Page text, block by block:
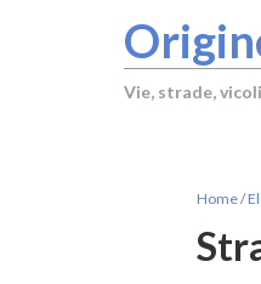
Vie, strade,
Home/